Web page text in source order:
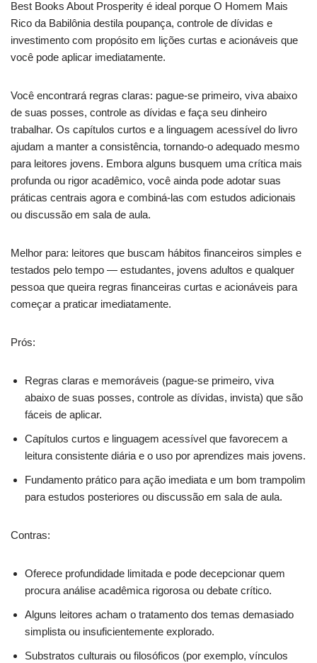
Best Books About Prosperity é ideal porque O Homem Mais
Rico da Babilônia destila poupança, controle de dívidas e
investimento com propósito em lições curtas e acionáveis que
você pode aplicar imediatamente.
Você encontrará regras claras: pague-se primeiro, viva abaixo
de suas posses, controle as dívidas e faça seu dinheiro
trabalhar. Os capítulos curtos e a linguagem acessível do livro
ajudam a manter a consistência, tornando-o adequado mesmo
para leitores jovens. Embora alguns busquem uma crítica mais
profunda ou rigor acadêmico, você ainda pode adotar suas
práticas centrais agora e combiná-las com estudos adicionais
ou discussão em sala de aula.
Melhor para: leitores que buscam hábitos financeiros simples e
testados pelo tempo — estudantes, jovens adultos e qualquer
pessoa que queira regras financeiras curtas e acionáveis para
começar a praticar imediatamente.
Prós:
Regras claras e memoráveis (pague-se primeiro, viva
abaixo de suas posses, controle as dívidas, invista) que são
fáceis de aplicar.
Capítulos curtos e linguagem acessível que favorecem a
leitura consistente diária e o uso por aprendizes mais jovens.
Fundamento prático para ação imediata e um bom trampolim
para estudos posteriores ou discussão em sala de aula.
Contras:
Oferece profundidade limitada e pode decepcionar quem
procura análise acadêmica rigorosa ou debate crítico.
Alguns leitores acham o tratamento dos temas demasiado
simplista ou insuficientemente explorado.
Substratos culturais ou filosóficos (por exemplo, vínculos